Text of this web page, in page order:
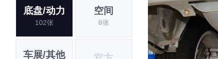
底盘/动力
102张
空间
8张
车展/其他